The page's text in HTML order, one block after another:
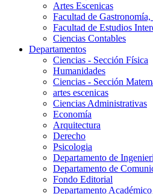
Artes Escenicas
Facultad de
Facultad de Estudios
Ciencias Contables
Departamentos
Ciencias - Sección Física
Humanidades
Ciencias - Sección
artes escenicas
Ciencias Administrativas
Economía
Arquitectura
Derecho
Psicologia
Departamento de
Departamento de
Fondo Editorial
Departamento